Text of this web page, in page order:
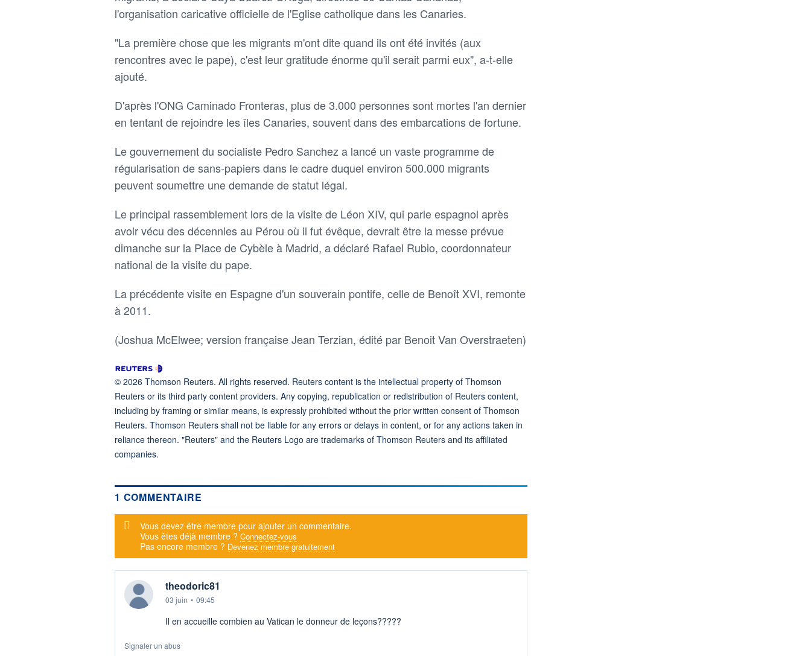
l'organisation caricative officielle de l'Eglise catholique dans les Canaries.
"La première chose que les migrants m'ont dite quand ils ont été invités (aux
rencontres avec le pape), c'est leur gratitude énorme qu'il serait parmi eux", a-t-elle
ajouté.
D'après l'ONG Caminado Fronteras, plus de 3.000 personnes sont mortes l'an dernier
en tentant de rejoindre les îles Canaries, souvent dans des embarcations de fortune.
Le gouvernement du socialiste Pedro Sanchez a lancé un vaste programme de
régularisation de sans-papiers dans le cadre duquel environ 500.000 migrants
peuvent soumettre une demande de statut légal.
Le principal rassemblement lors de la visite de Léon XIV, qui parle espagnol après
avoir vécu des décennies au Pérou où il fut évêque, devrait être la messe prévue
dimanche sur la Place de Cybèle à Madrid, a déclaré Rafael Rubio, coordonnateur
national de la visite du pape.
La précédente visite en Espagne d'un souverain pontife, celle de Benoît XVI, remonte
à 2011.
(Joshua McElwee; version française Jean Terzian, édité par Benoit Van Overstraeten)
© 2026 Thomson Reuters. All rights reserved. Reuters content is the intellectual property of Thomson
Reuters or its third party content providers. Any copying, republication or redistribution of Reuters content,
including by framing or similar means, is expressly prohibited without the prior written consent of Thomson
Reuters. Thomson Reuters shall not be liable for any errors or delays in content, or for any actions taken in
reliance thereon. "Reuters" and the Reuters Logo are trademarks of Thomson Reuters and its affiliated
companies.
1 COMMENTAIRE
Message d'alerte
Vous devez être membre pour ajouter un commentaire.
Vous êtes déjà membre ? Connectez-vous
Pas encore membre ? Devenez membre gratuitement
theodoric81
03 juin • 09:45
Il en accueille combien au Vatican le donneur de leçons?????
Signaler un abus